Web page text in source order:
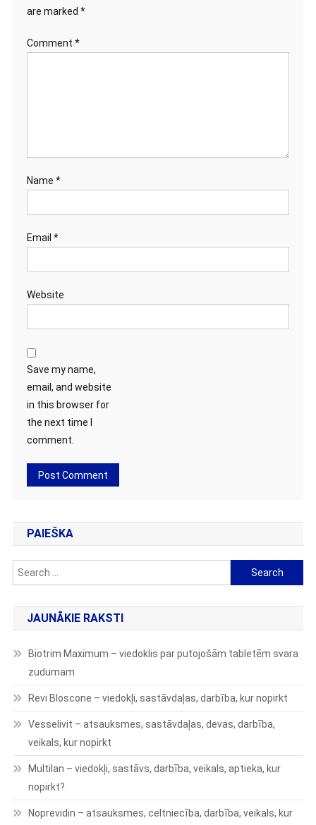
are marked *
Comment *
Name *
Email *
Website
Save my name,
email, and website
in this browser for
the next time I
comment.
PAIEŠKA
Search
for:
JAUNĀKIE RAKSTI
Biotrim Maximum – viedoklis par putojošām tabletēm svara
zudumam
Revi Bloscone – viedokļi, sastāvdaļas, darbība, kur nopirkt
Vesselivit – atsauksmes, sastāvdaļas, devas, darbība,
veikals, kur nopirkt
Multilan – viedokļi, sastāvs, darbība, veikals, aptieka, kur
nopirkt?
Noprevidin – atsauksmes, celtniecība, darbība, veikals, kur